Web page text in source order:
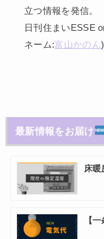
立つ情報を発信。
日刊住まいESSE
ネーム:富山かのん)
最新情報をお届け
床
【